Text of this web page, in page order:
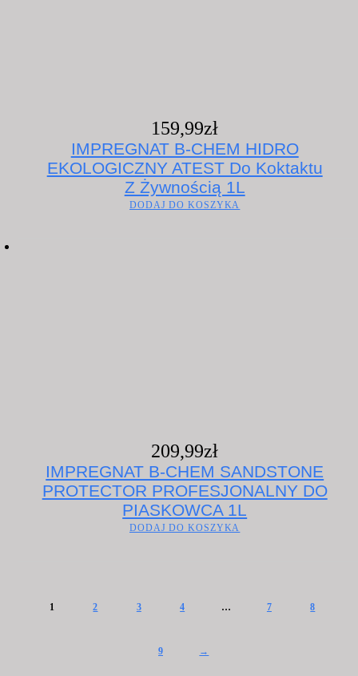
159,99zł
IMPREGNAT B-CHEM HIDRO
EKOLOGICZNY ATEST Do Koktaktu
Z Żywnością 1L
DODAJ DO KOSZYKA
209,99zł
IMPREGNAT B-CHEM SANDSTONE
PROTECTOR PROFESJONALNY DO
PIASKOWCA 1L
DODAJ DO KOSZYKA
1 2 3 4 … 7 8
9 →